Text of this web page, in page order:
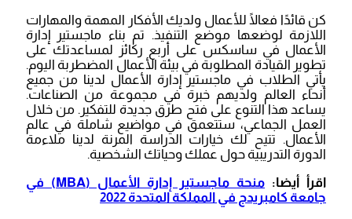
كن قائدًا فعالًا للأعمال ولديك الأفكار المهمة والمهارات
اللازمة لوضعها موضع التنفيذ. تم بناء ماجستير إدارة
الأعمال في ساسكس على أربع ركائز لمساعدتك على
تطوير القيادة المطلوبة في بيئة الأعمال المضطربة اليوم.
يأتي الطلاب في ماجستير إدارة الأعمال لدينا من جميع
أنحاء العالم ولديهم خبرة في مجموعة من الصناعات.
يساعد هذا التنوع على فتح طرق جديدة للتفكير. من خلال
العمل الجماعي، ستتعمق في مواضيع شاملة في عالم
الأعمال. تتيح لك خيارات الدراسة المرنة لدينا ملاءمة
الدورة التدريبية حول عملك وحياتك الشخصية.
اقرأ أيضا:
منحة ماجستير إدارة الأعمال (MBA) في
جامعة كامبريدج في المملكة المتحدة 2022